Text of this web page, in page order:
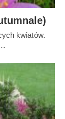
kwiatów.